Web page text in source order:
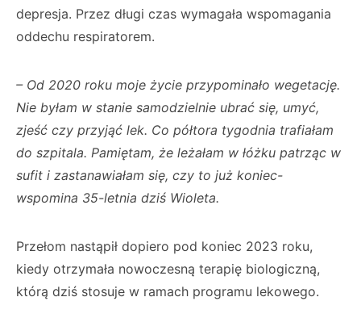
depresja. Przez długi czas wymagała wspomagania
oddechu respiratorem.
– Od 2020 roku moje życie przypominało wegetację.
Nie byłam w stanie samodzielnie ubrać się, umyć,
zjeść czy przyjąć lek. Co półtora tygodnia trafiałam
do szpitala. Pamiętam, że leżałam w łóżku patrząc w
sufit i zastanawiałam się, czy to już koniec-
wspomina 35-letnia dziś Wioleta.
Przełom nastąpił dopiero pod koniec 2023 roku,
kiedy otrzymała nowoczesną terapię biologiczną,
którą dziś stosuje w ramach programu lekowego.